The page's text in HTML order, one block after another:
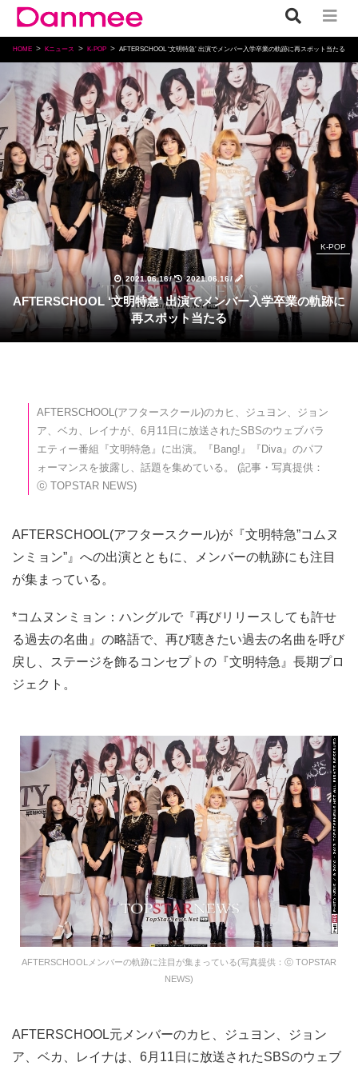
HOME Kニュース K-POP AFTERSCHOOL ‘文明特急’ 出演でメンバー入学卒業の軌跡に再スポット当たる
2021.06.16/ 2021.06.16/
K-POP
AFTERSCHOOL ‘文明特急’ 出演でメンバー入学卒業の軌跡に
再スポット当たる
AFTERSCHOOL(アフタースクール)のカヒ、ジュヨン、ジョン
ア、ベカ、レイナが、6月11日に放送されたSBSのウェブバラ
エティー番組『文明特急』に出演。『Bang!』『Diva』のパフ
ォーマンスを披露し、話題を集めている。 (記事・写真提供：
ⓒ TOPSTAR NEWS)
AFTERSCHOOL(アフタースクール)が『文明特急”コムヌ
ンミョン”』への出演とともに、メンバーの軌跡にも注目
が集まっている。
*コムヌンミョン：ハングルで『再びリリースしても許せ
る過去の名曲』の略語で、再び聴きたい過去の名曲を呼び
戻し、ステージを飾るコンセプトの『文明特急』長期プロ
ジェクト。
AFTERSCHOOLメンバーの軌跡に注目が集まっている(写真提供：ⓒ TOPSTAR
NEWS)
AFTERSCHOOL元メンバーのカヒ、ジュヨン、ジョン
ア、ベカ、レイナは、6月11日に放送されたSBSのウェブ